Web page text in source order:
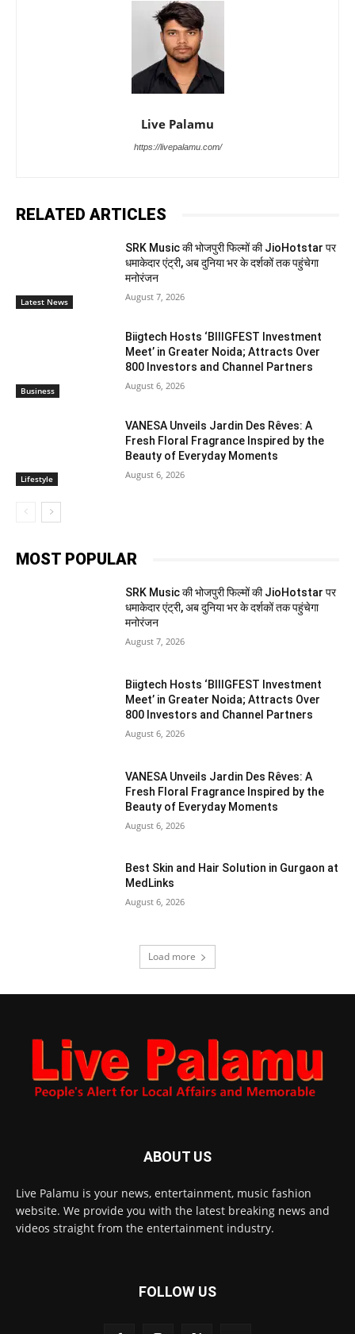
Live Palamu
https://livepalamu.com/
RELATED ARTICLES
Latest News
SRK Music की भोजपुरी फिल्मों की JioHotstar पर
धमाकेदार एंट्री, अब दुनिया भर के दर्शकों तक पहुंचेगा
मनोरंजन
August 7, 2026
Business
Biigtech Hosts ‘BIIIGFEST Investment
Meet’ in Greater Noida; Attracts Over
800 Investors and Channel Partners
August 6, 2026
Lifestyle
VANESA Unveils Jardin Des Rêves: A
Fresh Floral Fragrance Inspired by the
Beauty of Everyday Moments
August 6, 2026
MOST POPULAR
SRK Music की भोजपुरी फिल्मों की JioHotstar पर
धमाकेदार एंट्री, अब दुनिया भर के दर्शकों तक पहुंचेगा
मनोरंजन
August 7, 2026
Biigtech Hosts ‘BIIIGFEST Investment
Meet’ in Greater Noida; Attracts Over
800 Investors and Channel Partners
August 6, 2026
VANESA Unveils Jardin Des Rêves: A
Fresh Floral Fragrance Inspired by the
Beauty of Everyday Moments
August 6, 2026
Best Skin and Hair Solution in Gurgaon at
MedLinks
August 6, 2026
Load more
ABOUT US
Live Palamu is your news, entertainment, music fashion
website. We provide you with the latest breaking news and
videos straight from the entertainment industry.
FOLLOW US